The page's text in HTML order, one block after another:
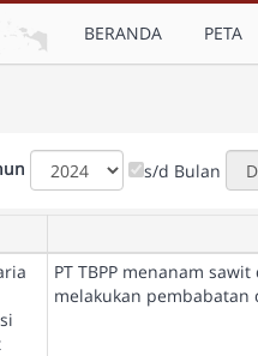
BERANDA PETA
s/d Bulan
PT TBPP menanam
melakukan pembabatan